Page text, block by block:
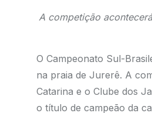
A competição
O Campeonato Sul-
na praia de Jurerê. A
Catarina e o Clube dos
o título de campeão da